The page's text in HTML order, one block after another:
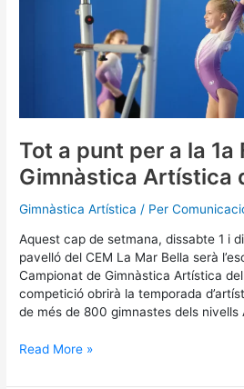
Tot a punt per a la 1a
Gimnàstica Artística
Gimnàstica Artística / Per
Aquest cap de setmana, dissabte 1 i
pavelló del CEM La Mar Bella serà
Campionat de Gimnàstica Artística del
competició obrirà la temporada
de més de 800 gimnastes dels nivells
Gimnàstica
Artística
del
Read More »